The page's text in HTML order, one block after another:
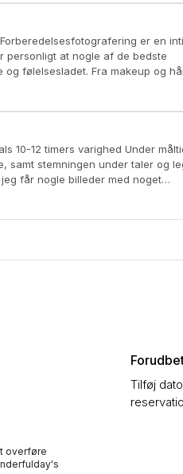
alle øjeblikke og relationer bliver
og udskæring af kagen.
makeup og hår til
de hyggelige øjeblikke med
samt stemningen under taler og
får nogle billeder med noget
overføre
Tilføj